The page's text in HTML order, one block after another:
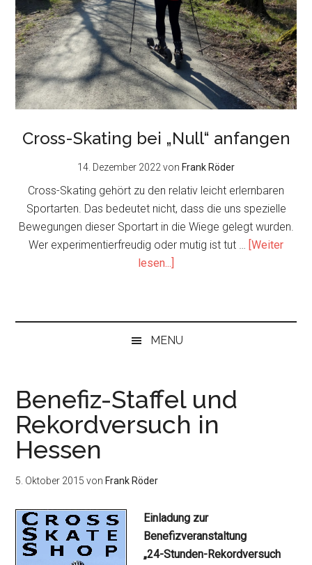
Cross-Skating bei „Null“ anfangen
14. Dezember 2022von Frank Röder
Cross-Skating gehört zu den relativ leicht erlernbaren
Sportarten. Das bedeutet nicht, dass die uns spezielle
Bewegungen dieser Sportart in die Wiege gelegt wurden.
Wer experimentierfreudig oder mutig ist tut … [Weiter
lesen...]
„Null“
MENU
Benefiz-Staffel und
Rekordversuch in
Hessen
5. Oktober 2015 von Frank Röder
Einladung zur
Benefizveranstaltung
„24-Stunden-Rekordversuch